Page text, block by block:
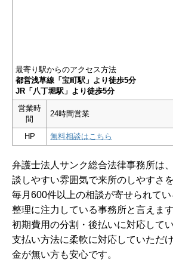
最寄り駅からのアクセス方法
都営浅草線「宝町駅」より徒歩5分
JR「八丁堀駅」より徒歩5分
営業時
間
24時間営業
HP 無料相談はこちら
弁護士法人サンク総合法律事務所は
談しやすい雰囲気で来所のしやすさ
毎月600件以上の相談が寄せられて
整理に注力している事務所と言えます
初期費用の分割・後払いに対応して
支払い方法に柔軟に対応していただ
金が無い方も安心です。